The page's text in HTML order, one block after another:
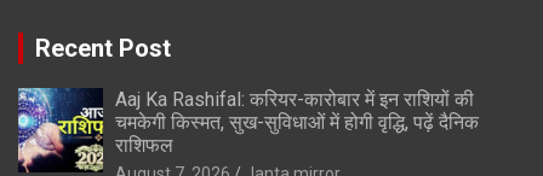
Recent Post
Aaj Ka Rashifal: करियर-कारोबार में इन राशियों की
चमकेगी किस्मत, सुख-सुविधाओं में होगी वृद्धि, पढ़ें दैनिक
राशिफल